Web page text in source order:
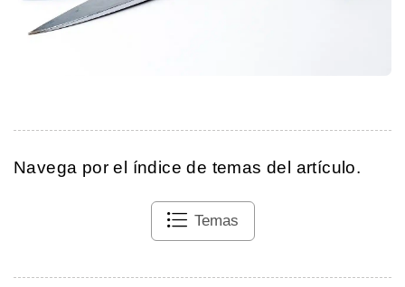
Navega por el índice de temas del artículo.
Temas